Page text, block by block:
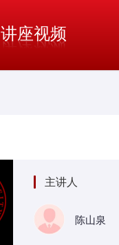
讲座视频
主讲人
陈山泉